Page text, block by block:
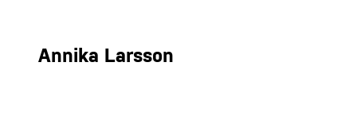
Annika Larsson